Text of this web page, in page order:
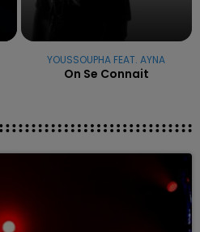
YOUSSOUPHA FEAT. AYNA
On Se Connait